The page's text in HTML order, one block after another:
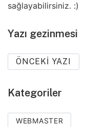
sağlayabilirsiniz. :)
Yazı gezinmesi
ÖNCEKI YAZI
Kategoriler
WEBMASTER